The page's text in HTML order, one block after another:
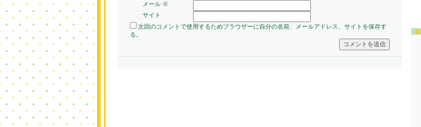
メール ※
サイト
次回のコメントで使用するためブラウザーに自分の名前、メールアドレス、サイトを保存す
る。